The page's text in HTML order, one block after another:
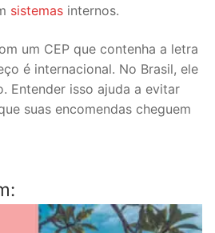
sistemas internos.
um CEP que contenha a letra
é internacional. No Brasil, ele
Entender isso ajuda a evitar
suas encomendas cheguem